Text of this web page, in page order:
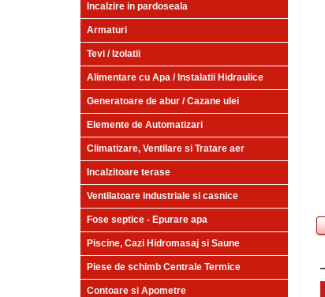
Incalzire in pardoseala
Armaturi
Tevi / Izolatii
Alimentare cu Apa / Instalatii Hidraulice
Generatoare de abur / Cazane ulei
Elemente de Automatizari
Climatizare, Ventilare si Tratare aer
Incalzitoare terase
Ventilatoare industriale si casnice
Fose septice - Epurare apa
Piscine, Cazi Hidromasaj si Saune
Piese de schimb Centrale Termice
Contoare si Apometre